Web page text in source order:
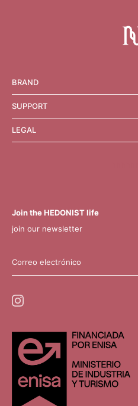
BRAND
SUPPORT
LEGAL
Join the HEDONIST life
join our newsletter